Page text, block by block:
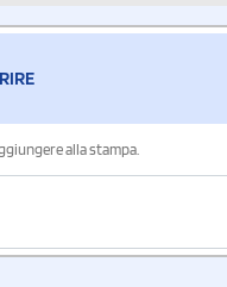
alla stampa.